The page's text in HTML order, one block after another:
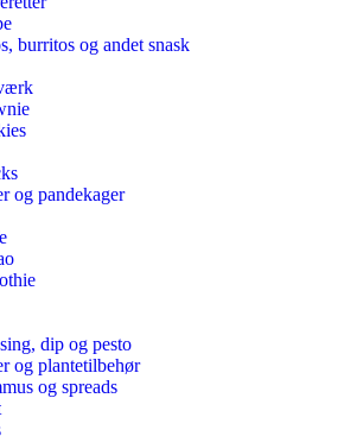
burritos og andet snask
og pandekager
dip og pesto
og plantetilbehør
og spreads